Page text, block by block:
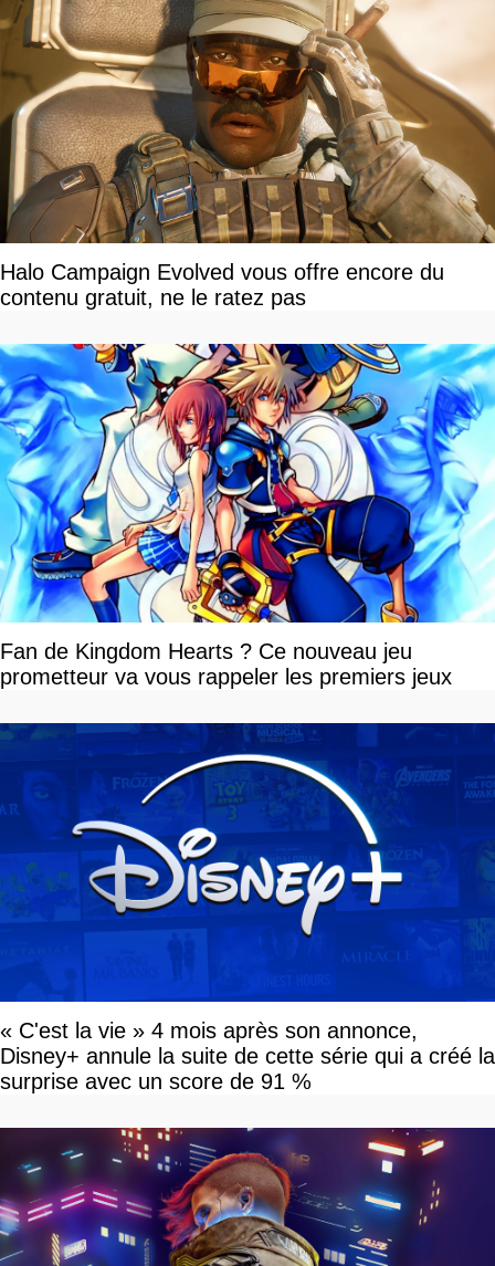
Halo Campaign Evolved vous offre encore du
contenu gratuit, ne le ratez pas
Fan de Kingdom Hearts ? Ce nouveau jeu
prometteur va vous rappeler les premiers jeux
« C'est la vie » 4 mois après son annonce,
Disney+ annule la suite de cette série qui a créé la
surprise avec un score de 91 %